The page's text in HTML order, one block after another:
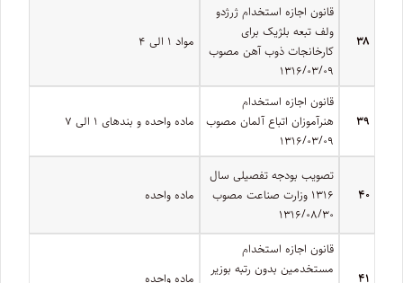
۳۸
قانون اجازه استخدام ژرژدو
ولف تبعه بلژیک برای
کارخانجات ذوب آهن مصوب
۱۳۱۶/۰۳/۰۹
مواد ۱ الی ۴
۳۹
قانون اجازه استخدام
هنرآموزان اتباع آلمان مصوب
۱۳۱۶/۰۳/۰۹
ماده واحده و بندهای ۱ الی ۷
۴۰
تصویب بودجه تفصیلی سال
۱۳۱۶ وزارت صناعت مصوب
۱۳۱۶/۰۸/۳۰
ماده واحده
۴۱
قانون اجازه استخدام
مستخدمین بدون رتبه بوزیر
ماده واحده